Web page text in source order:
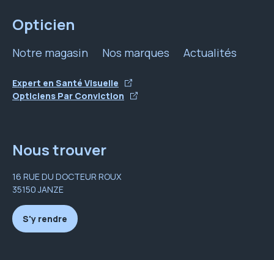
Opticien
Notre magasin Nos marques Actualités
Expert en Santé Visuelle
Opticiens Par Conviction
Nous trouver
16 RUE DU DOCTEUR ROUX
35150 JANZE
S'y rendre